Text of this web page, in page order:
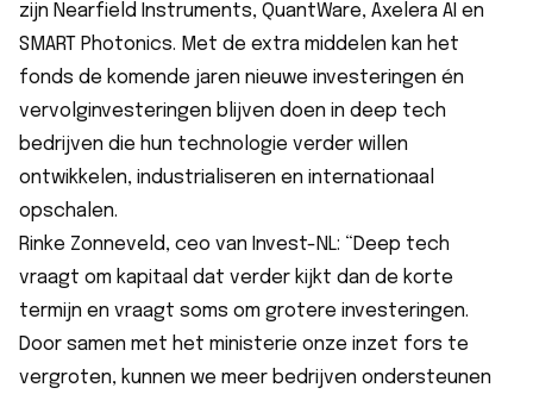
zijn Nearfield Instruments, QuantWare, Axelera AI en
SMART Photonics. Met de extra middelen kan het
fonds de komende jaren nieuwe investeringen én
vervolginvesteringen blijven doen in deep tech
bedrijven die hun technologie verder willen
ontwikkelen, industrialiseren en internationaal
opschalen.
Rinke Zonneveld, ceo van Invest-NL: “Deep tech
vraagt om kapitaal dat verder kijkt dan de korte
termijn en vraagt soms om grotere investeringen.
Door samen met het ministerie onze inzet fors te
vergroten, kunnen we meer bedrijven ondersteunen